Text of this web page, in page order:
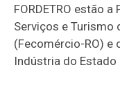
FORDETRO estão
Serviços e Turismo
(Fecomércio-RO) e
Indústria do Estado